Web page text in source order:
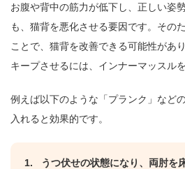
お腹や背中の筋力が低下し、正しい姿
も、猫背を悪化させる要因です。その
ことで、猫背を改善できる可能性があ
キープさせるには、インナーマッスル
例えば以下のような「プランク」など
入れると効果的です。
うつ伏せの状態になり、両肘を